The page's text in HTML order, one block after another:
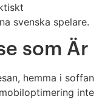
svenska spelare.
som Är
hemma i soffan
inte